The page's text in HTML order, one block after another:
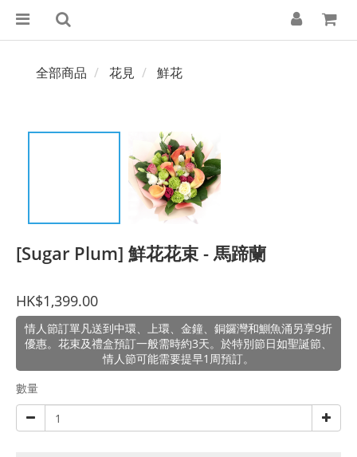
全部商品 花見 鮮花
[Sugar Plum] 鮮花花束 - 馬蹄蘭
HK$1,399.00
情人節訂單凡送到中環、上環、金鐘、銅鑼灣和鰂魚涌另享9折
優惠。花束及禮盒預訂一般需時約3天。於特別節日如聖誕節、
情人節可能需要提早1周預訂。
數量